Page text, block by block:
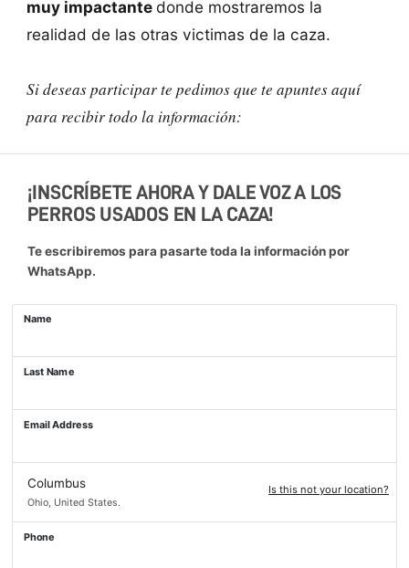
muy impactantedonde mostraremos la
realidad de las otras victimas de la caza.
Si deseas participar te pedimos que te apuntes aquí
para recibir todo la información:
¡INSCRÍBETE AHORA Y DALE VOZ A LOS
PERROS USADOS EN LA CAZA!
Te escribiremos para pasarte toda la información por
WhatsApp.
Name
Last Name
Email Address
Columbus
Ohio, United States.
Is this not your location?
Phone